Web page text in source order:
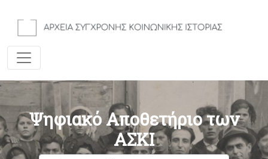
Ψηφιακό Αποθετήριο των
ΑΣΚΙ